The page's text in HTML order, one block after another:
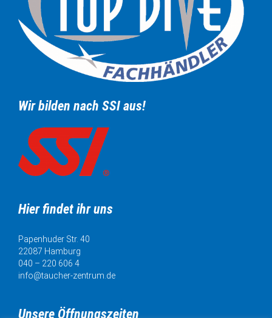
Wir bilden nach SSI aus!
Hier findet ihr uns
Papenhuder Str. 40
22087 Hamburg
040 – 220 606 4
info@taucher-zentrum.de
Unsere Öffnungszeiten